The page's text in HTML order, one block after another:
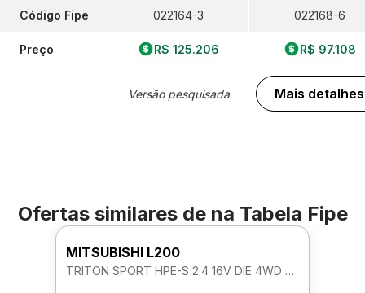
Código Fipe
Preço
022164-3
R$ 125.206
Versão pesquisada
022168-6
R$ 97.108
Mais detalhes
Ofertas similares de na Tabela Fipe
MITSUBISHI L200
TRITON SPORT HPE-S 2.4 16V DIE 4WD AUTOMATICO